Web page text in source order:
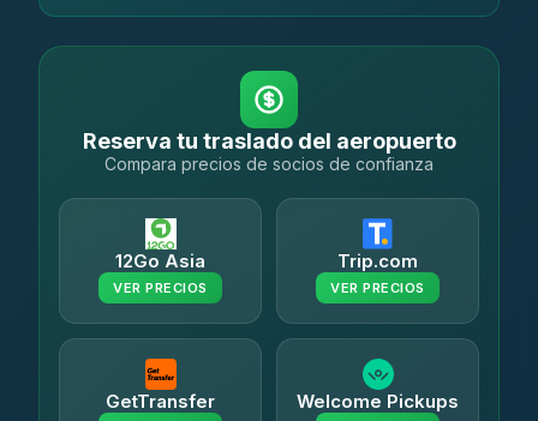
Reserva tu traslado del aeropuerto
Compara precios de socios de confianza
12Go Asia
VER PRECIOS
Trip.com
VER PRECIOS
GetTransfer Welcome Pickups